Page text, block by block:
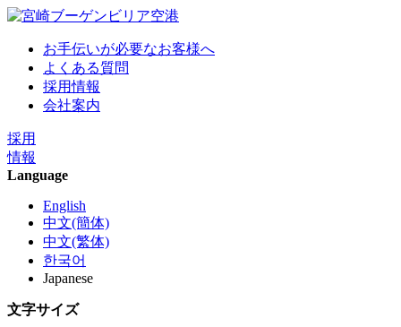
お手伝いが必要なお客様へ
よくある質問
採用情報
会社案内
採用
情報
Language
English
中文(簡体)
中文(繁体)
한국어
Japanese
文字サイズ